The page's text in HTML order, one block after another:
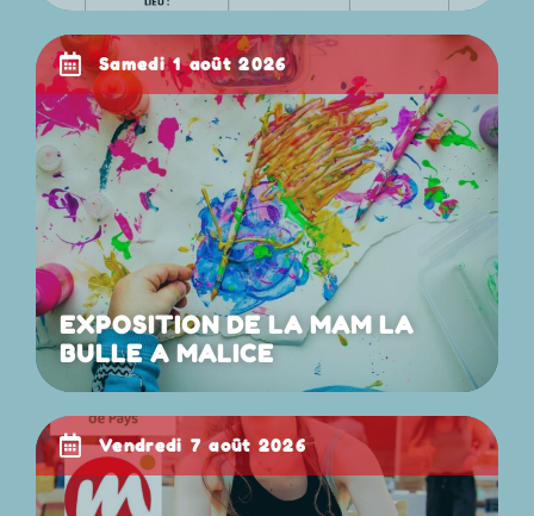
samedi 1 août 2026
EXPOSITION DE LA MAM LA
BULLE A MALICE
vendredi 7 août 2026